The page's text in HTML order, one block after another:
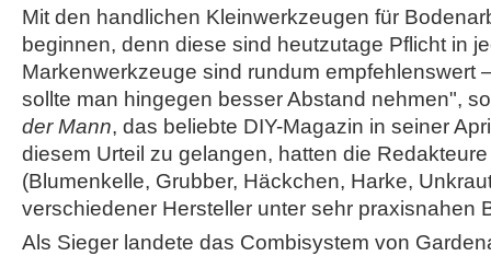
Mit den handlichen Kleinwerkzeugen für
beginnen, denn diese sind heutzutage Pflicht in
Markenwerkzeuge sind rundum empfehlenswert
sollte man hingegen besser Abstand nehmen",
der Mann, das beliebte DIY-Magazin in seiner
diesem Urteil zu gelangen, hatten die
(Blumenkelle, Grubber, Häckchen, Harke,
verschiedener Hersteller unter sehr praxisnahen
Als Sieger landete das Combisystem von